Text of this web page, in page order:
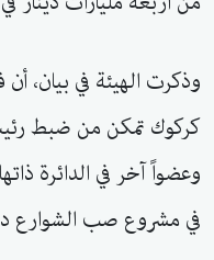
وذكرت الهيئة في بيان،
كركوك تمكن من ضبط
وعضواً آخر في الدائرة
في مشروع صب الشوارع داخل 11 قرية